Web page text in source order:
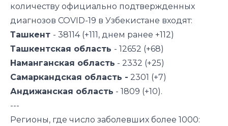
количеству официально подтвержденных
диагнозов COVID-19 в Узбекистане входят:
Ташкент - 38114 (+111, днем ранее +112)
Ташкентская область - 12652 (+68)
Наманганская область - 2332 (+25)
Самаркандская область - 2301 (+7)
Андижанская область - 1809 (+10).
---
Регионы, где число заболевших более 1000: